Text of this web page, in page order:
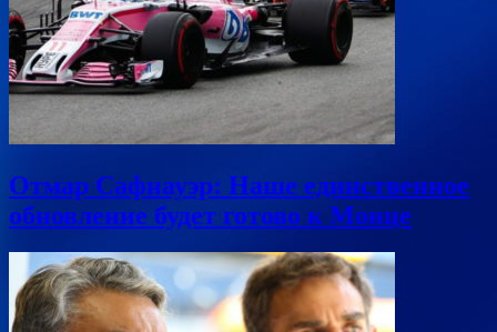
Отмар Сафнауэр: Наше единственное
обновление будет готово к Монце